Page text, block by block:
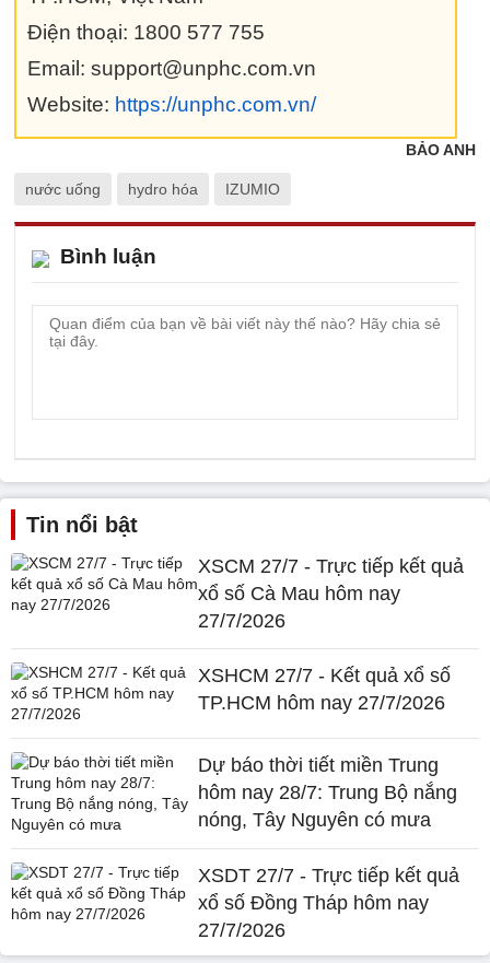
Điện thoại: 1800 577 755
Email: support@unphc.com.vn
Website: https://unphc.com.vn/
BẢO ANH
nước uống hydro hóa IZUMIO
Bình luận
Tin nổi bật
XSCM 27/7 - Trực tiếp kết quả
xổ số Cà Mau hôm nay
27/7/2026
XSHCM 27/7 - Kết quả xổ số
TP.HCM hôm nay 27/7/2026
Dự báo thời tiết miền Trung
hôm nay 28/7: Trung Bộ nắng
nóng, Tây Nguyên có mưa
XSDT 27/7 - Trực tiếp kết quả
xổ số Đồng Tháp hôm nay
27/7/2026